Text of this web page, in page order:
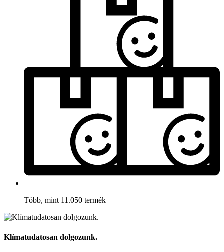
Több, mint 11.050 termék
Klímatudatosan dolgozunk.